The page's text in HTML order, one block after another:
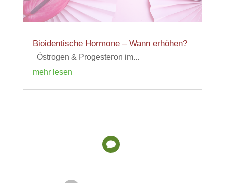
Bioidentische Hormone – Wann erhöhen?
Östrogen & Progesteron im...
mehr lesen
